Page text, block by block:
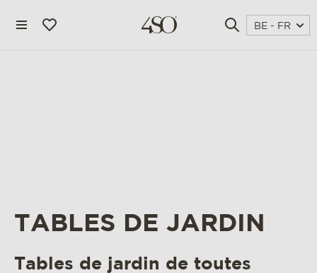
4 seasons outdoor
BE - FR
TABLES DE JARDIN
Tables de jardin de toutes